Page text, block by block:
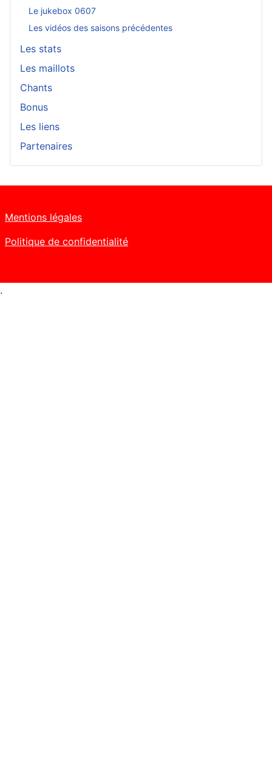
Le jukebox 0607
Les vidéos des saisons précédentes
Les stats
Les maillots
Chants
Bonus
Les liens
Partenaires
Mentions légales
Politique de confidentialité
.